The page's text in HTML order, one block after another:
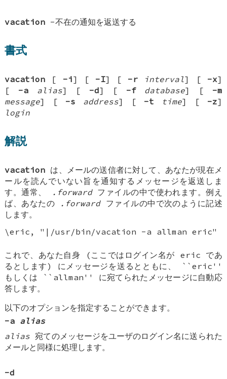
vacation -不在の通知を返送する
書式
vacation [ -i] [ -I] [ -r interval] [ -x]
[ -a alias] [ -d] [ -f database] [ -m
message] [ -s address] [ -t time] [ -z]
login
解説
vacation は、メールの送信者に対して、あなたが現在メ
ールを読んでいない旨を通知するメッセージを返送しま
す。通常、
.forwardファイルの中で使われます。例え
ば、あなたの
.forwardファイルの中で次のように記述
します。
\eric, "|/usr/bin/vacation -a allman eric"
これで、あなた自身 (ここではログイン名が eric であ
るとします) にメッセージを送るとともに、 ``eric''
もしくは ``allman'' に宛てられたメッセージに自動応
答します。
以下のオプションを指定することができます。
-a alias
alias 宛てのメッセージをユーザのログイン名に送られた
メールと同様に処理します。
-d